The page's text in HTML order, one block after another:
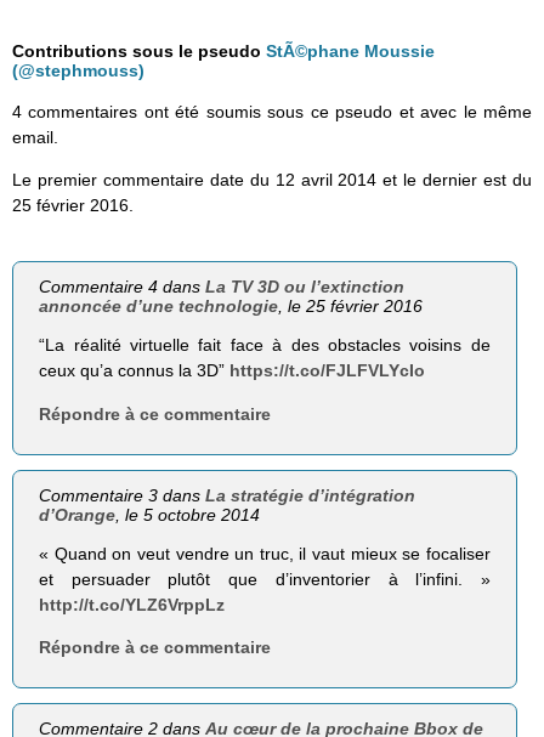
Contributions sous le pseudo StÃ©phane Moussie
(@stephmouss)
4 commentaires ont été soumis sous ce pseudo et avec le même
email.
Le premier commentaire date du 12 avril 2014 et le dernier est du
25 février 2016.
Commentaire 4 dansLa TV 3D ou l’extinction
annoncée d’une technologie, le 25 février 2016
“La réalité virtuelle fait face à des obstacles voisins de
ceux qu’a connus la 3D” https://t.co/FJLFVLYcIo
Répondre à ce commentaire
Commentaire 3 dansLa stratégie d’intégration
d’Orange , le 5 octobre 2014
« Quand on veut vendre un truc, il vaut mieux se focaliser
et persuader plutôt que d’inventorier à l’infini. »
http://t.co/YLZ6VrppLz
Répondre à ce commentaire
Commentaire 2 dansAu cœur de la prochaine Bbox de